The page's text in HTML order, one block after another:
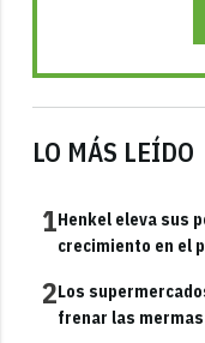
LO MÁS LEÍDO
1Henkel eleva sus
crecimiento en el
2Los
frenar las